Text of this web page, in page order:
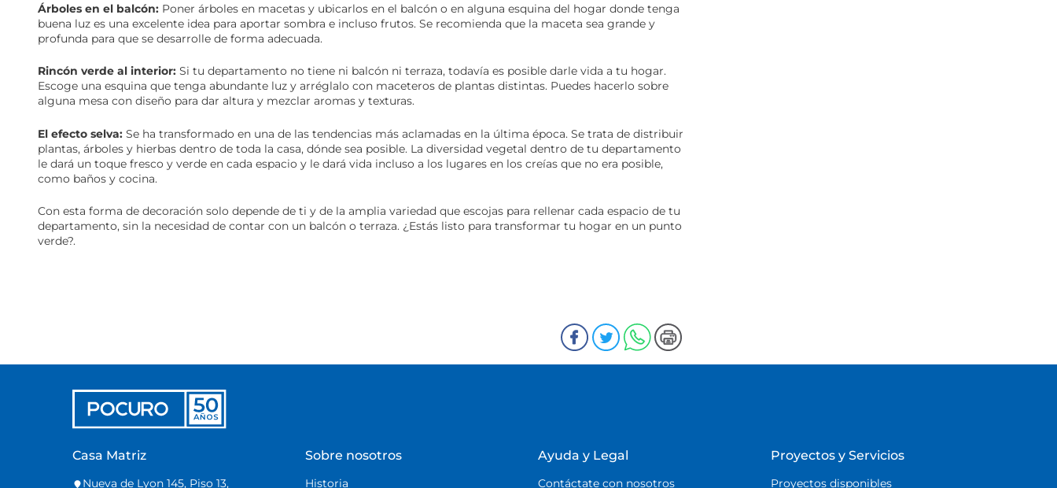
Árboles en el balcón: Poner árboles en macetas y ubicarlos en el balcón o en alguna esquina del hogar donde tenga
buena luz es una excelente idea para aportar sombra e incluso frutos. Se recomienda que la maceta sea grande y
profunda para que se desarrolle de forma adecuada.
Rincón verde al interior: Si tu departamento no tiene ni balcón ni terraza, todavía es posible darle vida a tu hogar.
Escoge una esquina que tenga abundante luz y arréglalo con maceteros de plantas distintas. Puedes hacerlo sobre
alguna mesa con diseño para dar altura y mezclar aromas y texturas.
El efecto selva: Se ha transformado en una de las tendencias más aclamadas en la última época. Se trata de distribuir
plantas, árboles y hierbas dentro de toda la casa, dónde sea posible. La diversidad vegetal dentro de tu departamento
le dará un toque fresco y verde en cada espacio y le dará vida incluso a los lugares en los creías que no era posible,
como baños y cocina.
Con esta forma de decoración solo depende de ti y de la amplia variedad que escojas para rellenar cada espacio de tu
departamento, sin la necesidad de contar con un balcón o terraza. ¿Estás listo para transformar tu hogar en un punto
verde?.
Casa Matriz
Nueva de Lyon 145, Piso 13,
Sobre nosotros
Historia
Ayuda y Legal
Contáctate con nosotros
Proyectos y Servicios
Proyectos disponibles